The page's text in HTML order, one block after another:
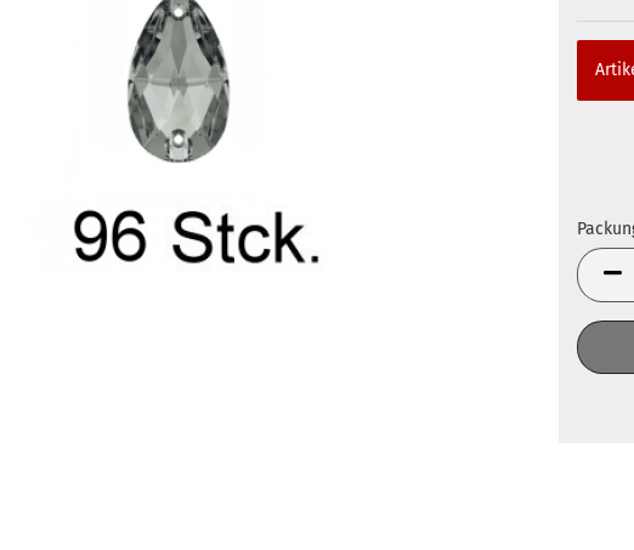
Packung